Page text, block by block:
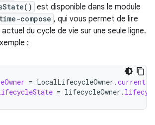
est disponible dans le module
compose , qui vous permet de lire
du cycle de vie sur une seule ligne.
:
= LocalLifecycleOwner .current
= lifecycleOwner .